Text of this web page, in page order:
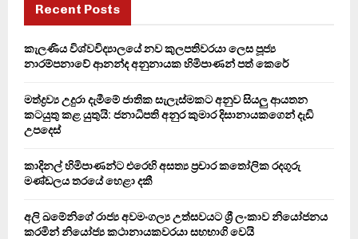
f
r
H
Recent Posts
කැලණිය විශ්වවිද්‍යාලයේ නව කුලපතිවරයා ලෙස පූජ්‍ය
නාරම්පනාවේ ආනන්ද අනුනායක හිමිපාණන් පත් කෙරේ
මත්ද්‍රව්‍ය උදුරා දැමීමේ ජාතික සැලැස්මකට අනුව සියලු ආයතන
කටයුතු කළ යුතුයි: ජනාධිපති අනුර කුමාර දිසානායකගෙන් දැඩි
උපදෙස්
කාදිනල් හිමිපාණන්ට එරෙහි අසත්‍ය ප්‍රචාර කතෝලික රදගුරු
මණ්ඩලය තරයේ හෙළා දකී
අලි ඛමේනිගේ රාජ්‍ය අවමංගල්‍ය උත්සවයට ශ්‍රී ලංකාව නියෝජනය
කරමින් නියෝජ්‍ය කථානායකවරයා සහභාගි වෙයි